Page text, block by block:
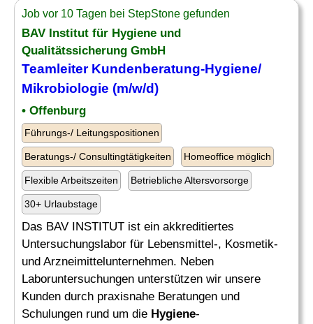
Job vor 10 Tagen bei StepStone gefunden
BAV Institut für Hygiene und
Qualitätssicherung GmbH
Teamleiter Kundenberatung-Hygiene/
Mikrobiologie (m/w/d)
• Offenburg
Führungs-/ Leitungspositionen
Beratungs-/ Consultingtätigkeiten Homeoffice möglich
Flexible Arbeitszeiten Betriebliche Altersvorsorge
30+ Urlaubstage
Das BAV INSTITUT ist ein akkreditiertes
Untersuchungslabor für Lebensmittel-, Kosmetik-
und Arzneimittelunternehmen. Neben
Laboruntersuchungen unterstützen wir unsere
Kunden durch praxisnahe Beratungen und
Schulungen rund um die Hygiene-